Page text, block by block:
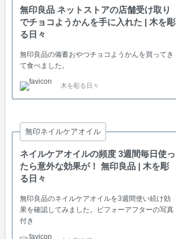
無印良品 ネットストアの店舗受け取り
でチョコようかんを手に入れた | 木を彫
る日々
無印良品の備蓄おやつチョコようかんを買ってき
て食べました。
木を彫る日々
無印ネイルケアオイル
ネイルケアオイルの頻度 3週間毎日使っ
たら意外な効果が！ 無印良品 | 木を彫
る日々
無印良品のネイルケアオイルを3週間使い続け効
果を確認してみました。ビフォーアフターの写真
付き